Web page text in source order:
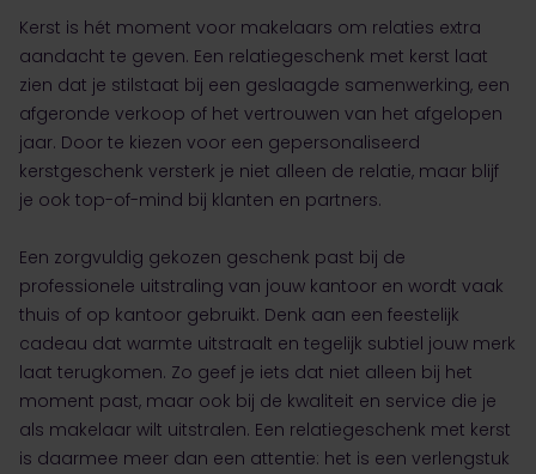
Kerst is hét moment voor makelaars om relaties extra
aandacht te geven. Een relatiegeschenk met kerst laat
zien dat je stilstaat bij een geslaagde samenwerking, een
afgeronde verkoop of het vertrouwen van het afgelopen
jaar. Door te kiezen voor een gepersonaliseerd
kerstgeschenk versterk je niet alleen de relatie, maar blijf
je ook top-of-mind bij klanten en partners.
Een zorgvuldig gekozen geschenk past bij de
professionele uitstraling van jouw kantoor en wordt vaak
thuis of op kantoor gebruikt. Denk aan een feestelijk
cadeau dat warmte uitstraalt en tegelijk subtiel jouw merk
laat terugkomen. Zo geef je iets dat niet alleen bij het
moment past, maar ook bij de kwaliteit en service die je
als makelaar wilt uitstralen. Een relatiegeschenk met kerst
is daarmee meer dan een attentie: het is een verlengstuk